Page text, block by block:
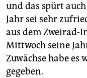
genossenschaft
epaper login
und das spürt
Jahr sei sehr
aus dem Zweirad-
Mittwoch seine
Zuwächse habe
gegeben.